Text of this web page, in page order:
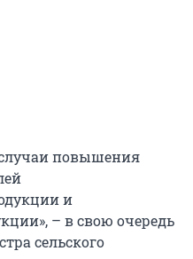
повышения
и
– в свою очередь
сельского